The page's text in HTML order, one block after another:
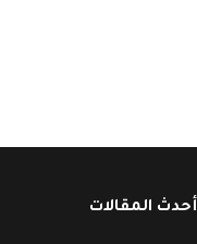
أحدث المقالات